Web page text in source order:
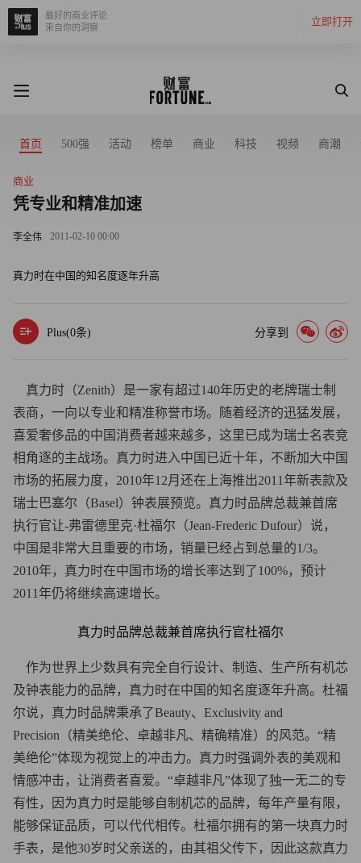
立即打开
最好的商业评论
来自你的洞察
首页 500强 活动 榜单 商业 科技 视频 商潮
商业
凭专业和精准加速
李全伟 2011-02-10 00:00
真力时在中国的知名度逐年升高
Plus(0条) 分享到
真力时（Zenith）是一家有超过140年历史的老牌瑞士制
表商，一向以专业和精准称誉市场。随着经济的迅猛发展，
喜爱奢侈品的中国消费者越来越多，这里已成为瑞士名表竞
相角逐的主战场。真力时进入中国已近十年，不断加大中国
市场的拓展力度，2010年12月还在上海推出2011年新表款及
瑞士巴塞尔（Basel）钟表展预览。真力时品牌总裁兼首席
执行官让-弗雷德里克·杜福尔（Jean-Frederic Dufour）说，
中国是非常大且重要的市场，销量已经占到总量的1/3。
2010年，真力时在中国市场的增长率达到了100%，预计
2011年仍将继续高速增长。
真力时品牌总裁兼首席执行官杜福尔
作为世界上少数具有完全自行设计、制造、生产所有机芯
及钟表能力的品牌，真力时在中国的知名度逐年升高。杜福
尔说，真力时品牌秉承了Beauty、Exclusivity and
Precision（精美绝伦、卓越非凡、精确精准）的风范。“精
美绝伦”体现为视觉上的冲击力。真力时强调外表的美观和
情感冲击，让消费者喜爱。“卓越非凡”体现了独一无二的专
有性，因为真力时是能够自制机芯的品牌，每年产量有限，
能够保证品质，可以代代相传。杜福尔拥有的第一块真力时
手表，是他30岁时父亲送的，由其祖父传下，因此这款真力